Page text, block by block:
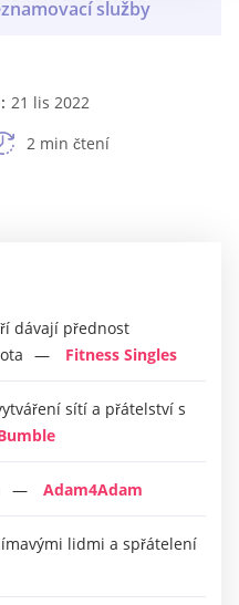
21 lis 2022
2 min čtení
dávají přednost
Fitness Singles
sítí a přátelství s
Adam4Adam
lidmi a spřátelení